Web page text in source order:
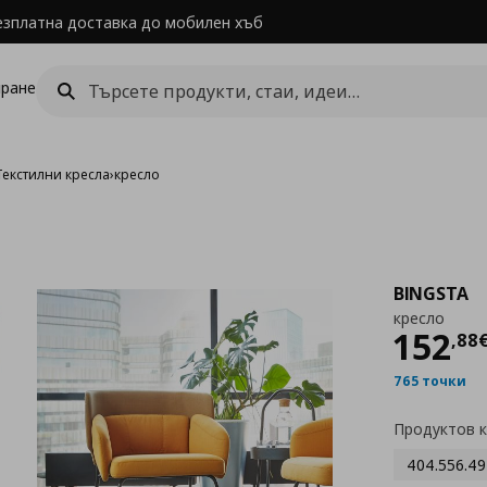
доставка до мобилен хъб
кресла›кресло
BINGSTA
кресло
152,88
765 точки
Продуктов
404.556.49